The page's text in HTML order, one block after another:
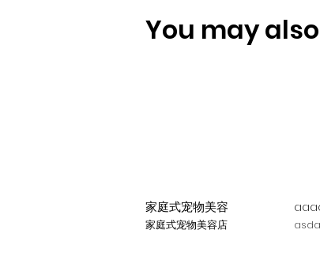
You may
家庭式宠物美容
家庭式宠物美容店